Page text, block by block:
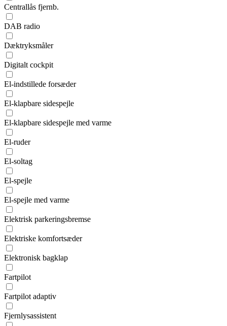
Centrallås fjernb.
DAB radio
Dæktryksmåler
Digitalt cockpit
El-indstillede forsæder
El-klapbare sidespejle
El-klapbare sidespejle med varme
El-ruder
El-soltag
El-spejle
El-spejle med varme
Elektrisk parkeringsbremse
Elektriske komfortsæder
Elektronisk bagklap
Fartpilot
Fartpilot adaptiv
Fjernlysassistent